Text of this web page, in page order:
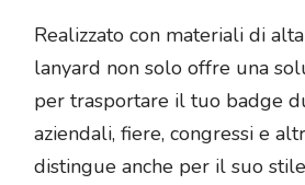
Realizzato con materiali di
lanyard non solo offre una
per trasportare il tuo badge
aziendali, fiere, congressi e
distingue anche per il suo